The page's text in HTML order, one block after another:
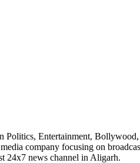
Entertainment,
company focusing on
24x7 news channel in Aligarh.